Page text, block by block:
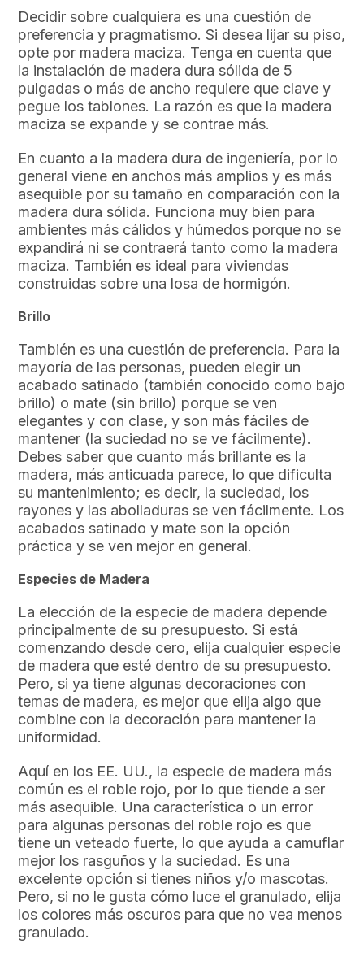
Decidir sobre cualquiera es una cuestión de
preferencia y pragmatismo. Si desea lijar su piso,
opte por madera maciza. Tenga en cuenta que
la instalación de madera dura sólida de 5
pulgadas o más de ancho requiere que clave y
pegue los tablones. La razón es que la madera
maciza se expande y se contrae más.
En cuanto a la madera dura de ingeniería, por lo
general viene en anchos más amplios y es más
asequible por su tamaño en comparación con la
madera dura sólida. Funciona muy bien para
ambientes más cálidos y húmedos porque no se
expandirá ni se contraerá tanto como la madera
maciza. También es ideal para viviendas
construidas sobre una losa de hormigón.
Brillo
También es una cuestión de preferencia. Para la
mayoría de las personas, pueden elegir un
acabado satinado (también conocido como bajo
brillo) o mate (sin brillo) porque se ven
elegantes y con clase, y son más fáciles de
mantener (la suciedad no se ve fácilmente).
Debes saber que cuanto más brillante es la
madera, más anticuada parece, lo que dificulta
su mantenimiento; es decir, la suciedad, los
rayones y las abolladuras se ven fácilmente. Los
acabados satinado y mate son la opción
práctica y se ven mejor en general.
Especies de Madera
La elección de la especie de madera depende
principalmente de su presupuesto. Si está
comenzando desde cero, elija cualquier especie
de madera que esté dentro de su presupuesto.
Pero, si ya tiene algunas decoraciones con
temas de madera, es mejor que elija algo que
combine con la decoración para mantener la
uniformidad.
Aquí en los EE. UU., la especie de madera más
común es el roble rojo, por lo que tiende a ser
más asequible. Una característica o un error
para algunas personas del roble rojo es que
tiene un veteado fuerte, lo que ayuda a camuflar
mejor los rasguños y la suciedad. Es una
excelente opción si tienes niños y/o mascotas.
Pero, si no le gusta cómo luce el granulado, elija
los colores más oscuros para que no vea menos
granulado.